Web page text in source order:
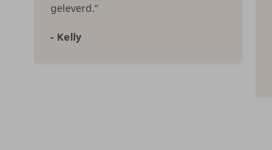
geleverd.”
- Kelly